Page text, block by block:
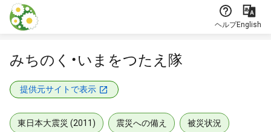
本文に飛ぶ
ヘルプEnglish
みちのく・いまをつたえ隊
提供元サイトで表示
東日本大震災 (2011) 震災への備え 被災状況